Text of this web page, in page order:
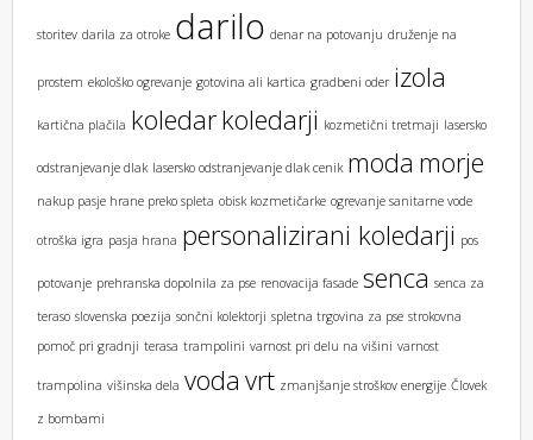
storitev darila za otroke darilo denar na potovanju druženje na
prostem ekološko ogrevanje gotovina ali kartica gradbeni oder izola
kartična plačila koledarkoledarji kozmetični tretmaji lasersko
odstranjevanje dlak lasersko odstranjevanje dlak cenik moda morje
nakup pasje hrane preko spleta obisk kozmetičarke ogrevanje sanitarne vode
otroška igra pasja hrana personalizirani koledarji pos
potovanje prehranska dopolnila za pse renovacija fasade senca senca za
teraso slovenska poezija sončni kolektorji spletna trgovina za pse strokovna
pomoč pri gradnji terasa trampolini varnost pri delu na višini varnost
trampolina višinska dela voda vrt zmanjšanje stroškov energije Človek
z bombami